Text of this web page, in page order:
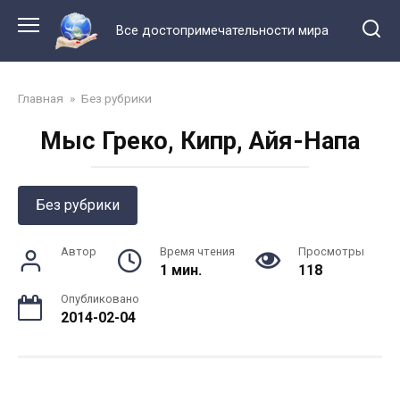
контенту
Все достопримечательности мира
Главная » Без рубрики
Мыс Греко, Кипр, Айя-Напа
Без рубрики
Автор Время чтения
1 мин.
Просмотры
118
Опубликовано
2014-02-04